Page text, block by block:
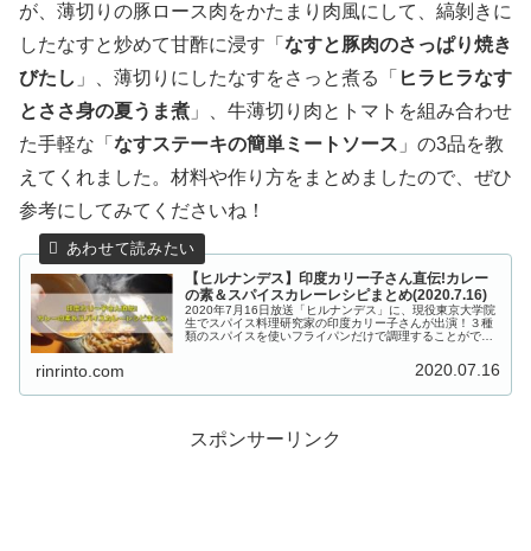
が、薄切りの豚ロース肉をかたまり肉風にして、縞剝きに
したなすと炒めて甘酢に浸す「 なすと豚肉のさっぱり焼き
びたし 」、薄切りにしたなすをさっと煮る「 ヒラヒラなす
とささ身の夏うま煮 」、牛薄切り肉とトマトを組み合わせ
た手軽な「 なすステーキの簡単ミートソース 」の3品を教
えてくれました。材料や作り方をまとめましたので、ぜひ
参考にしてみてくださいね！
【ヒルナンデス】印度カリー子さん直伝!カレー
の素＆スパイスカレーレシピまとめ(2020.7.16)
2020年7月16日放送「ヒルナンデス」に、現役東京大学院
生でスパイス料理研究家の印度カリー子さんが出演！３種
類のスパイスを使いフライパンだけで調理することができ
rinrinto.com 2020.07.16
スポンサーリンク